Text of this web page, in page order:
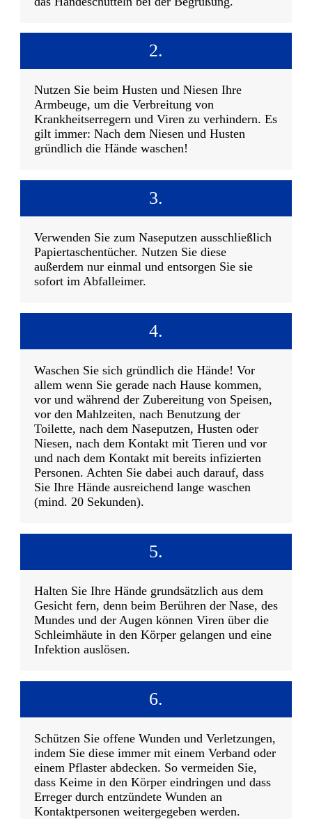
2.
Nutzen Sie beim Husten und Niesen Ihre
Armbeuge, um die Verbreitung von
Krankheitserregern und Viren zu verhindern. Es
gilt immer: Nach dem Niesen und Husten
gründlich die Hände waschen!
3.
Verwenden Sie zum Naseputzen ausschließlich
Papiertaschentücher. Nutzen Sie diese
außerdem nur einmal und entsorgen Sie sie
sofort im Abfalleimer.
4.
Waschen Sie sich gründlich die Hände! Vor
allem wenn Sie gerade nach Hause kommen,
vor und während der Zubereitung von Speisen,
vor den Mahlzeiten, nach Benutzung der
Toilette, nach dem Naseputzen, Husten oder
Niesen, nach dem Kontakt mit Tieren und vor
und nach dem Kontakt mit bereits infizierten
Personen. Achten Sie dabei auch darauf, dass
Sie Ihre Hände ausreichend lange waschen
(mind. 20 Sekunden).
5.
Halten Sie Ihre Hände grundsätzlich aus dem
Gesicht fern, denn beim Berühren der Nase, des
Mundes und der Augen können Viren über die
Schleimhäute in den Körper gelangen und eine
Infektion auslösen.
6.
Schützen Sie offene Wunden und Verletzungen,
indem Sie diese immer mit einem Verband oder
einem Pflaster abdecken. So vermeiden Sie,
dass Keime in den Körper eindringen und dass
Erreger durch entzündete Wunden an
Kontaktpersonen weitergegeben werden.